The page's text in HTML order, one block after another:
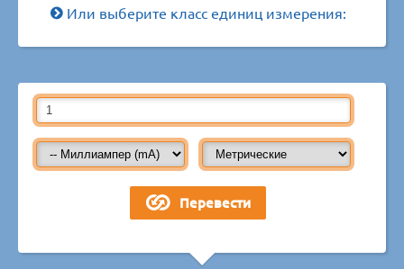
Или выберите класс единиц измерения: